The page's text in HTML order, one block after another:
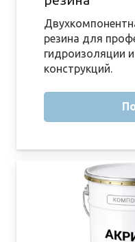
резина для
гидроизоляции
конструкций.